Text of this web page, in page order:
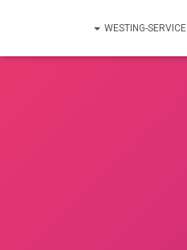
WESTING-SERVICE